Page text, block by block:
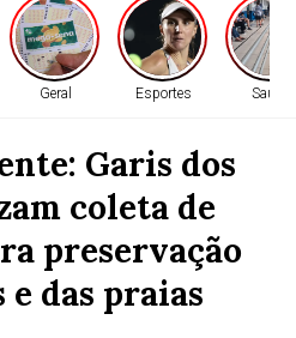
Geral Esportes Saúde
Garis dos
coleta de
preservação
e das praias